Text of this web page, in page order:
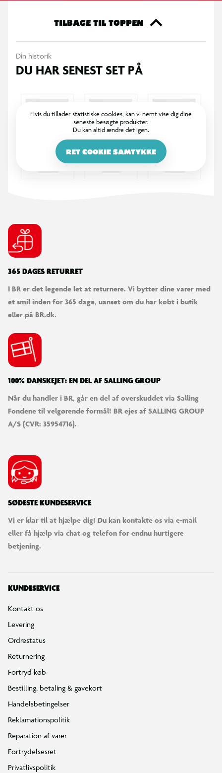
TILBAGE TIL TOPPEN
Din historik
DU HAR SENEST SET PÅ
Hvis du tillader statistiske cookies, kan vi nemt vise dig dine
seneste besøgte produkter.
Du kan altid ændre det igen.
RET COOKIE SAMTYKKE
365 DAGES RETURRET
I BR er det legende let at returnere. Vi bytter dine varer med
et smil inden for 365 dage, uanset om du har købt i butik
eller på BR.dk.
100% DANSKEJET: EN DEL AF SALLING GROUP
Når du handler i BR, går en del af overskuddet via Salling
Fondene til velgørende formål! BR ejes af SALLING GROUP
A/S (CVR: 35954716).
SØDESTE KUNDESERVICE
Vi er klar til at hjælpe dig! Du kan kontakte os via e-mail
eller få hjælp via chat og telefon for endnu hurtigere
betjening.
KUNDESERVICE
Kontakt os
Levering
Ordrestatus
Returnering
Fortryd køb
Bestilling, betaling & gavekort
Handelsbetingelser
Reklamationspolitik
Reparation af varer
Fortrydelsesret
Privatlivspolitik